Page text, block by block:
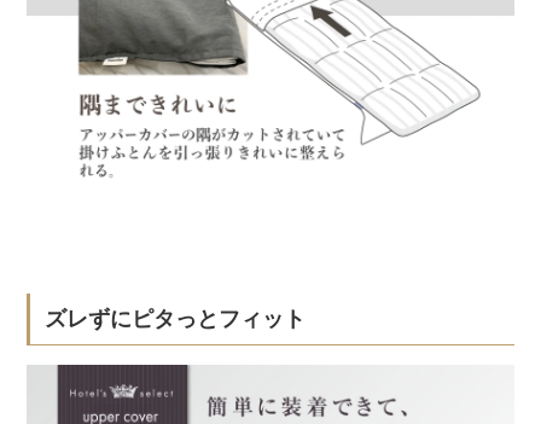
ズレずにピタっとフィット